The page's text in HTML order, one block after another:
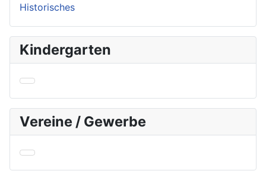
Historisches
Kindergarten
Vereine / Gewerbe